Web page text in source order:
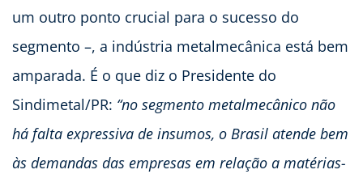
um outro ponto crucial para o sucesso do
segmento –, a indústria metalmecânica está bem
amparada. É o que diz o Presidente do
Sindimetal/PR: “no segmento metalmecânico não
há falta expressiva de insumos, o Brasil atende bem
às demandas das empresas em relação a matérias-